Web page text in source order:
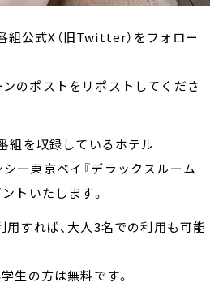
組公式X（旧Twitter）をフォロー
のポストをリポストしてくださ
組を収録しているホテル
ー東京ベイ『デラックスルーム
トいたします。
すれば、大人3名での利用も可能
生の方は無料です。